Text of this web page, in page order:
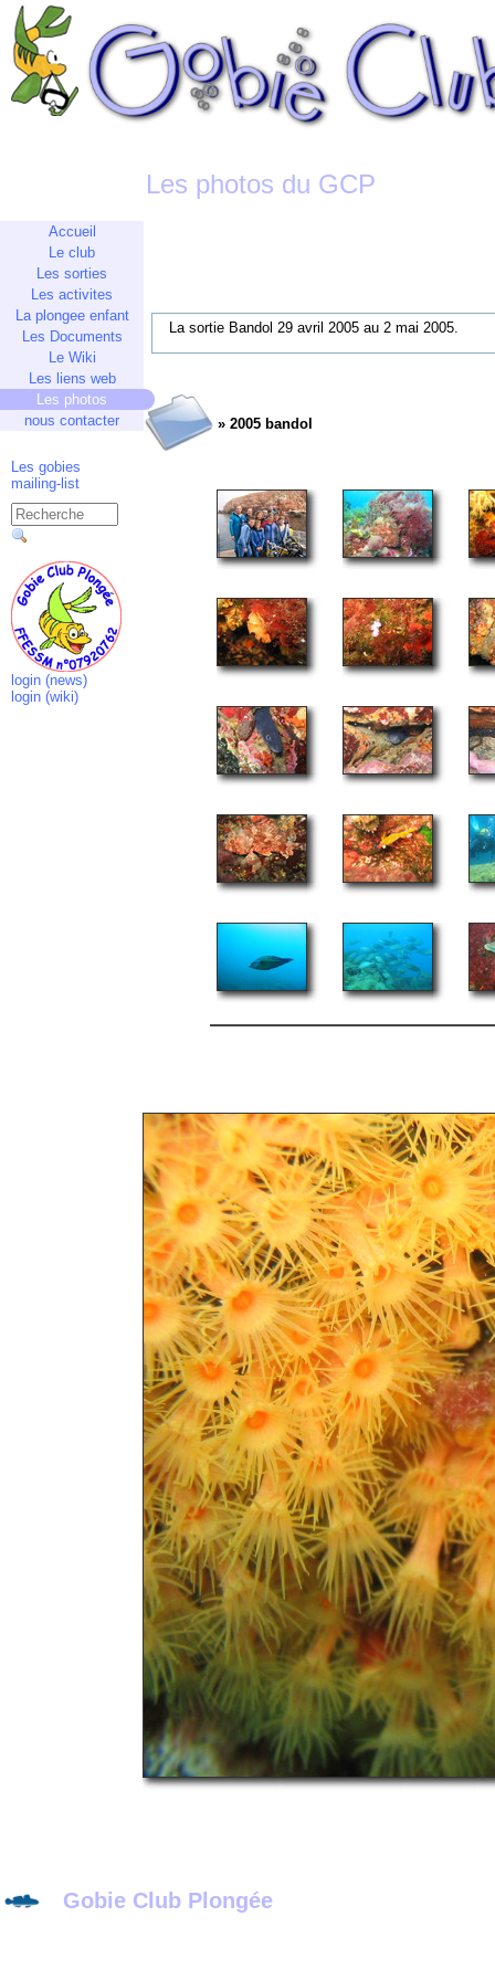
Les photos du GCP
Accueil
Le club
Les sorties
Les activites
La plongee enfant
Les Documents
Le Wiki
Les liens web
Les photos
nous contacter
Les gobies
mailing-list
login (news)
login (wiki)
La sortie Bandol 29 avril 2005 au 2 mai 2005.
» 2005 bandol
Gobie Club Plongée